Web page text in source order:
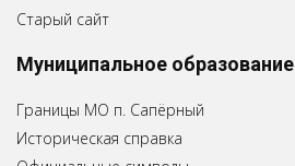
Старый сайт
Муниципальное образование
Границы МО п. Сапёрный
Историческая справка